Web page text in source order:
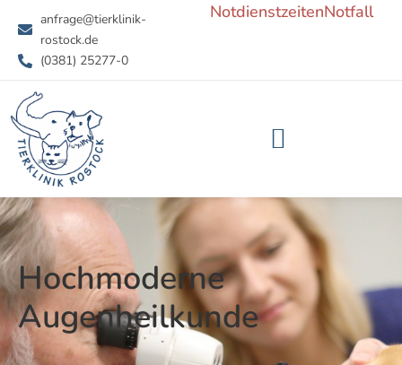
Inhalt
springen
anfrage@tierklinik-
rostock.de
(0381) 25277-0
NotdienstzeitenNotfall
Hochmoderne
Augenheilkunde